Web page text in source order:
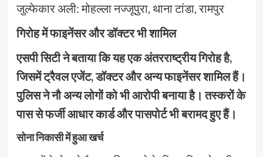
जुल्फेकार अली: मोहल्ला नज्जूपुरा, थाना टांडा, रामपुर
गिरोह में फाइनेंसर और डॉक्टर भी शामिल
एसपी सिटी ने बताया कि यह एक अंतरराष्ट्रीय गिरोह है,
जिसमें ट्रैवल एजेंट, डॉक्टर और अन्य फाइनेंसर शामिल हैं।
पुलिस ने नौ अन्य लोगों को भी आरोपी बनाया है। तस्करों के
पास से फर्जी आधार कार्ड और पासपोर्ट भी बरामद हुए हैं।
सोना निकासी में हुआ खर्च